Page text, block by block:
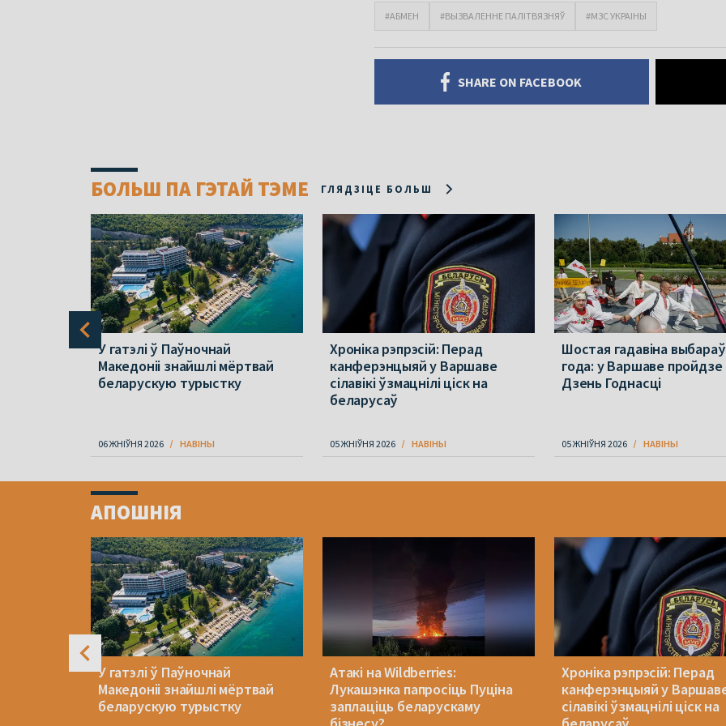
#АБМЕН #ВЫЗВАЛЕННЕ ПАЛІТВЯЗНЯЎ #МЗС УКРАІНЫ
SHARE ON FACEBOOK
БОЛЬШ ПА ГЭТАЙ ТЭМЕ ГЛЯДЗІЦЕ БОЛЬШ
У гатэлі ў Паўночнай
Македоніі знайшлі мёртвай
беларускую турыстку
06 ЖНІЎНЯ 2026 НАВІНЫ
Хроніка рэпрэсій: Перад
канферэнцыяй у Варшаве
сілавікі ўзмацнілі ціск на
беларусаў
05 ЖНІЎНЯ 2026 НАВІНЫ
Шостая гадавіна
года: у Варшаве пройдзе
Дзень Годнасці
05 ЖНІЎНЯ 2026 НАВІНЫ
ofАПОШНІЯ
У гатэлі ў Паўночнай
Македоніі знайшлі мёртвай
беларускую турыстку
Атакі на Wildberries:
Лукашэнка папросіць Пуціна
заплаціць беларускаму
Хроніка рэпрэсій: Перад
канферэнцыяй у
сілавікі ўзмацнілі ціск на